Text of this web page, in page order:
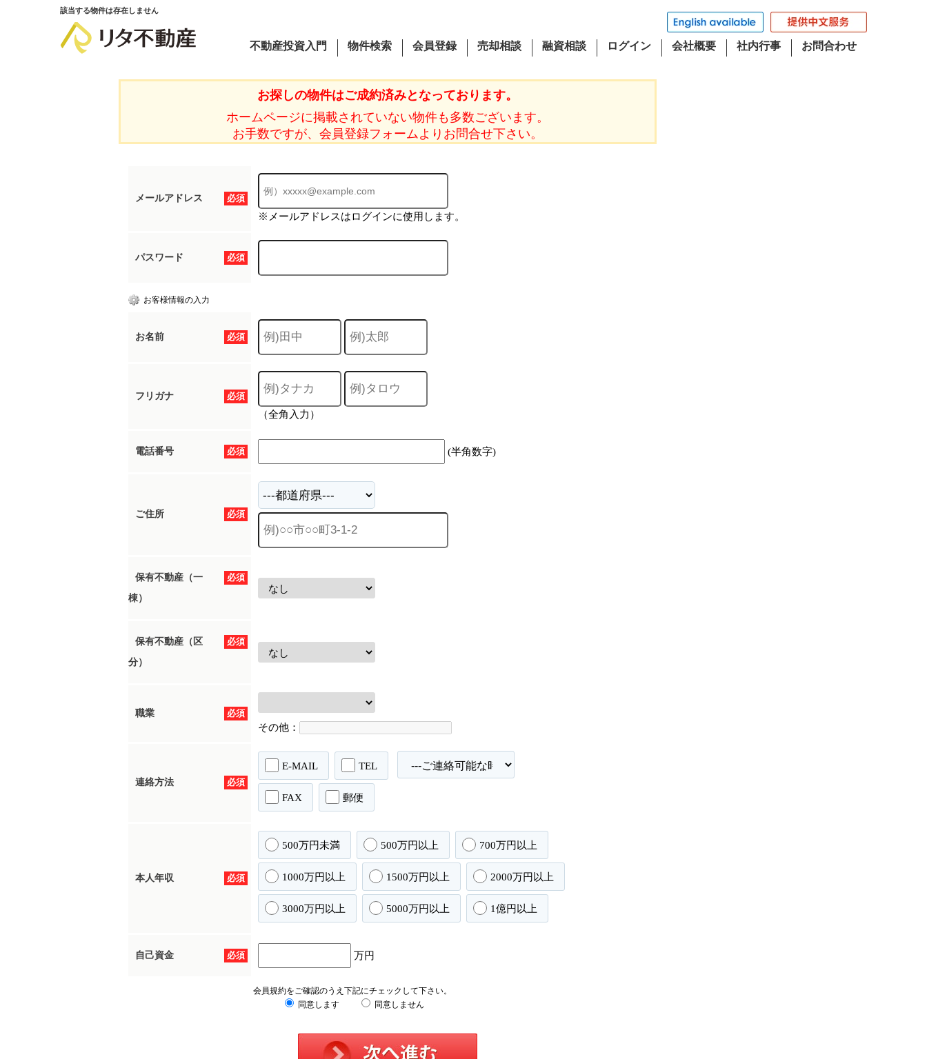
該当する物件は存在しません
不動産投資入門 物件検索 会員登録 売却相談 融資相談 ログイン 会社概要 社内行事 お問合わせ
お探しの物件はご成約済みとなっております。
ホームページに掲載されていない物件も多数ございます。
お手数ですが、会員登録フォームよりお問合せ下さい。
必須
メールアドレス
※メールアドレスはログインに使用します。
必須
パスワード
お客様情報の入力
必須
お名前
必須
フリガナ
（全角入力）
必須
電話番号 (半角数字)
必須
ご住所
必須
保有不動産（一
棟）
必須
保有不動産（区
分）
必須
職業
その他：
必須
連絡方法
E-MAIL TEL
FAX 郵便
必須
本人年収
500万円未満 500万円以上 700万円以上
1000万円以上 1500万円以上 2000万円以上
3000万円以上 5000万円以上 1億円以上
必須
自己資金 万円
会員規約をご確認のうえ下記にチェックして下さい。
同意します
同意しません